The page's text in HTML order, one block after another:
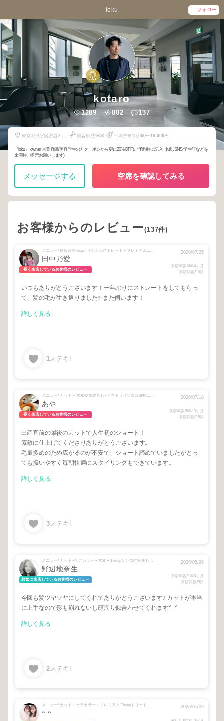
loku フォロー
kotaro
1289 802 137
東京都渋谷区渋谷2-6-
美容師歴16年 平均予算15,000〜16,000円
『loku』 owner ※美容師/美容学生の方クーポンから更に20%OFF(ご予約時に記入+名刺,SNS,学生証などを
来店時ご提示お願いします)
メッセージする 空席を確認してみる
お客様からのレビュー(137件)
メニュー/ 髪質改善lokuオリジナルストレート＋プレミアム12stepトリートメント
田中乃愛
長く来店しているお客様のレビュー
2026/07/25
来店年数/4年4ヶ月
来店回数/13回
いつもありがとうございます！一年ぶりにストレートをしてもらっ
て、髪の毛が生き返りました✨また伺います！
詳しく見る
1ステキ!
メニュー/ カット + 水素髪質改善Tr×アマトラリンゴ幹細胞17stepTr
あや
長く来店しているお客様のレビュー
2026/07/18
来店年数/6年10ヶ月
来店回数/16回
出産直前の最後のカットで人生初のショート！
素敵に仕上げてくださりありがとうございます。
毛量多めのため広がるのが不安で、ショート諦めていましたがとっ
ても扱いやすく毎朝快適にスタイリングもできています。
詳しく見る
3ステキ!
メニュー/ カット+ケアカラー＋水素＋17stepリンゴ幹細胞Tr + カット＋ケアパーマ＋プレミアム13stepトリートメント
野辺地奈生
頻繁に来店しているお客様のレビュー
2026/05/26
来店年数/1年0ヶ月
来店回数/5回
今回も髪ツヤツヤにしてくれてありがとうございます♪ カットが本当
に上手なので形も崩れないし顔周り似合わせてくれます^_^
詳しく見る
2ステキ!
メニュー/ カット＋ケアカラー＋プレミアム13stepトリートメント
^ ^
2026/05/09